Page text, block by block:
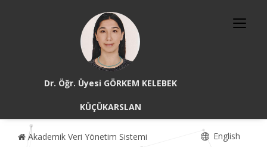
Dr. Öğr. Üyesi GÖRKEM KELEBEK
KÜÇÜKARSLAN
Akademik Veri Yönetim Sistemi English